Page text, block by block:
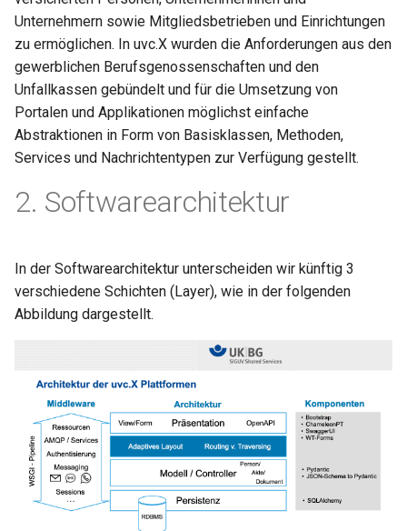
t
r
t
s
h
Testing
Deform
Overrides
Formtext-Dokumente
Migration zu pyproject.toml
Environments
Unternehmern sowie Mitgliedsbetrieben und Einrichtungen
zu ermöglichen. In uvc.X wurden die Anforderungen aus den
gewerblichen Berufsgenossenschaften und den
Unfallkassen gebündelt und für die Umsetzung von
Portalen und Applikationen möglichst einfache
Abstraktionen in Form von Basisklassen, Methoden,
Services und Nachrichtentypen zur Verfügung gestellt.
2. Softwarearchitektur
In der Softwarearchitektur unterscheiden wir künftig 3
verschiedene Schichten (Layer), wie in der folgenden
Abbildung dargestellt.